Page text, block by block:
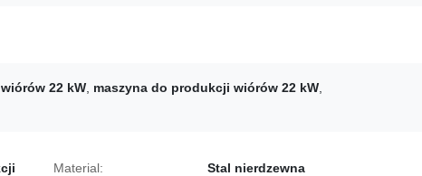
22 kW maszyna do produkcji wiórów 22 kW
Material: Stal nierdzewna